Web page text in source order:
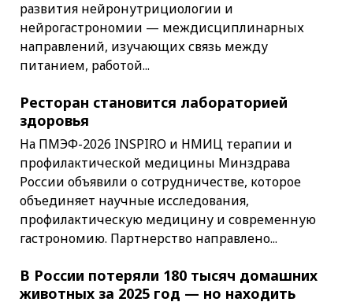
развития нейронутрициологии и
нейрогастрономии — междисциплинарных
направлений, изучающих связь между
питанием, работой...
Ресторан становится лабораторией
здоровья
На ПМЭФ-2026 INSPIRO и НМИЦ терапии и
профилактической медицины Минздрава
России объявили о сотрудничестве, которое
объединяет научные исследования,
профилактическую медицину и современную
гастрономию. Партнерство направлено...
В России потеряли 180 тысяч домашних
животных за 2025 год — но находить